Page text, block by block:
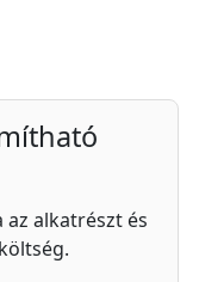
alkatrészt és